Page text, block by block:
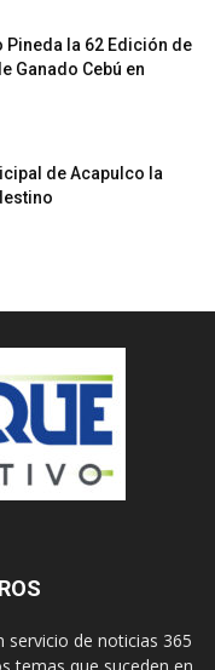
Pineda la 62 Edición de
Ganado Cebú en
de Acapulco la
de noticias 365
temas que suceden en